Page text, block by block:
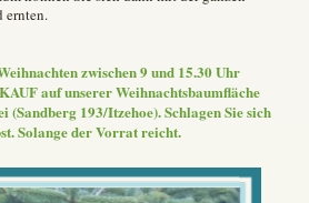
ernten.
zwischen 9 und 15.30 Uhr
auf unserer Weihnachtsbaumfläche
193/Itzehoe). Schlagen Sie sich
Solange der Vorrat reicht.